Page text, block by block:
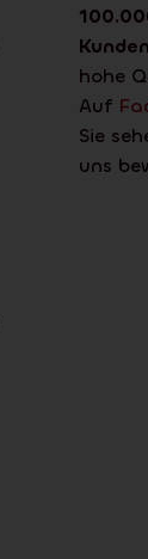
Kunden
hohe
Auf
Sie
uns